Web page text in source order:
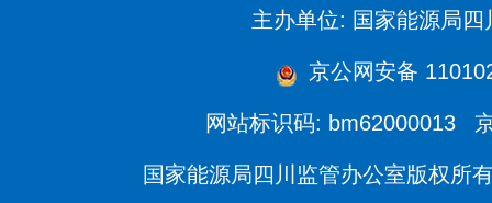
主办单位: 国家能源局四
京公网安备
网站标识码: bm62000013
国家能源局四川监管办公室版权所